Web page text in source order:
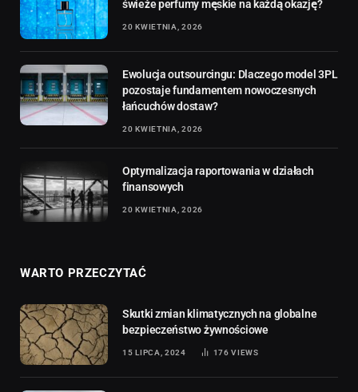
świeże perfumy męskie na każdą okazję?
20 KWIETNIA, 2026
Ewolucja outsourcingu: Dlaczego model 3PL
pozostaje fundamentem nowoczesnych
łańcuchów dostaw?
20 KWIETNIA, 2026
Optymalizacja raportowania w działach
finansowych
20 KWIETNIA, 2026
WARTO PRZECZYTAĆ
Skutki zmian klimatycznych na globalne
bezpieczeństwo żywnościowe
15 LIPCA, 2024 176VIEWS